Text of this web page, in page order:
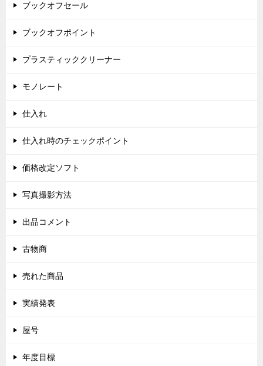
ブックオフセール
ブックオフポイント
プラスティッククリーナー
モノレート
仕入れ
仕入れ時のチェックポイント
価格改定ソフト
写真撮影方法
出品コメント
古物商
売れた商品
実績発表
屋号
年度目標